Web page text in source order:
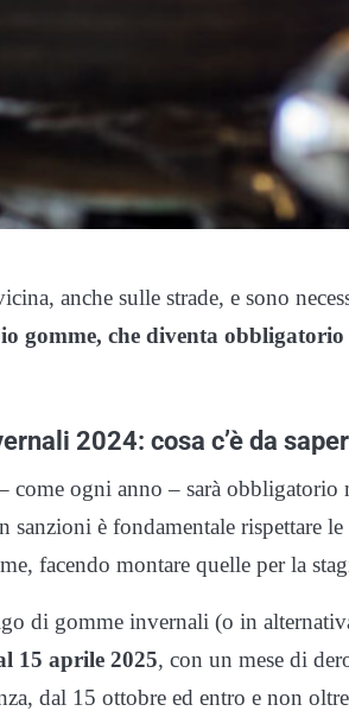
anche sulle strade, e sono
gomme, che diventa
2024: cosa c’è da
come ogni anno – sarà
sanzioni è fondamentale rispettare
facendo montare quelle per la
di gomme invernali (o in
15 aprile 2025, con un mese di
dal 15 ottobre ed entro e non